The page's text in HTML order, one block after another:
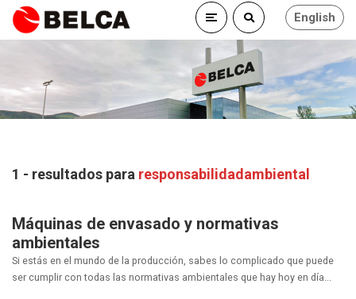
English
1 - resultados para responsabilidadambiental
Máquinas de envasado y normativas
ambientales
Si estás en el mundo de la producción, sabes lo complicado que puede
ser cumplir con todas las normativas ambientales que hay hoy en día...